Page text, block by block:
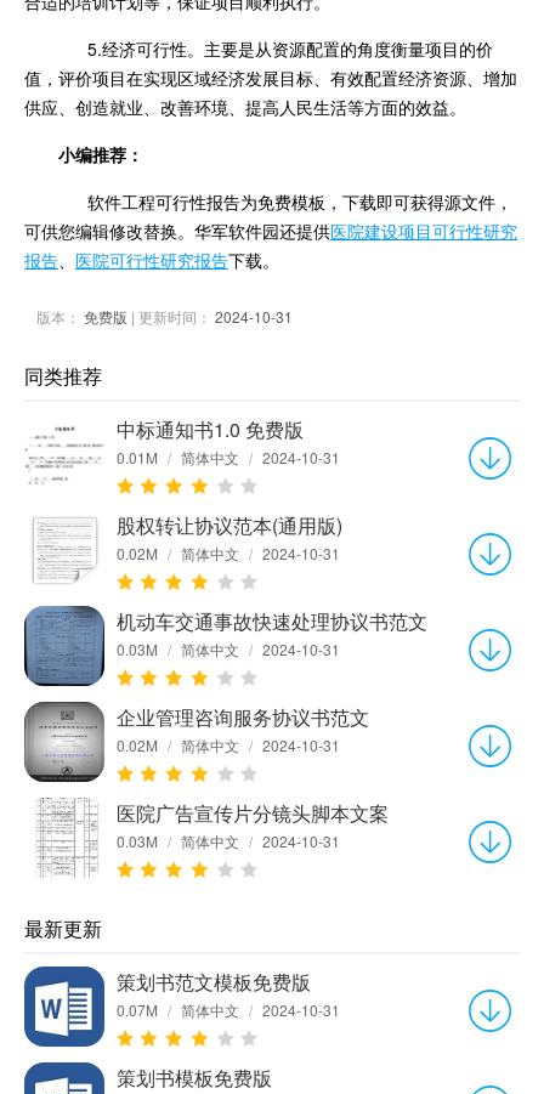
5.经济可行性。主要是从资源配置的角度衡量项目的价
值，评价项目在实现区域经济发展目标、有效配置经济资源、增加
供应、创造就业、改善环境、提高人民生活等方面的效益。
小编推荐：
软件工程可行性报告为免费模板，下载即可获得源文件，
可供您编辑修改替换。华军软件园还提供医院建设项目可行性研究
报告、 医院可行性研究报告下载。
版本： 免费版 | 更新时间： 2024-10-31
同类推荐
中标通知书1.0 免费版
0.01M / 简体中文 / 2024-10-31
股权转让协议范本(通用版)
0.02M / 简体中文 / 2024-10-31
机动车交通事故快速处理协议书范文
0.03M / 简体中文 / 2024-10-31
企业管理咨询服务协议书范文
0.02M / 简体中文 / 2024-10-31
医院广告宣传片分镜头脚本文案
0.03M / 简体中文 / 2024-10-31
最新更新
策划书范文模板免费版
0.07M / 简体中文 / 2024-10-31
策划书模板免费版